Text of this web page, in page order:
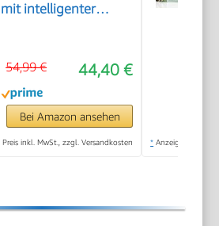
mit intelligenter
automatischer
Abschaltung, Modell
SCF358/00
44,40 €
54,99 €
Bei Amazon ansehen
Preis inkl. MwSt., zzgl. Versandkosten * Anzeige